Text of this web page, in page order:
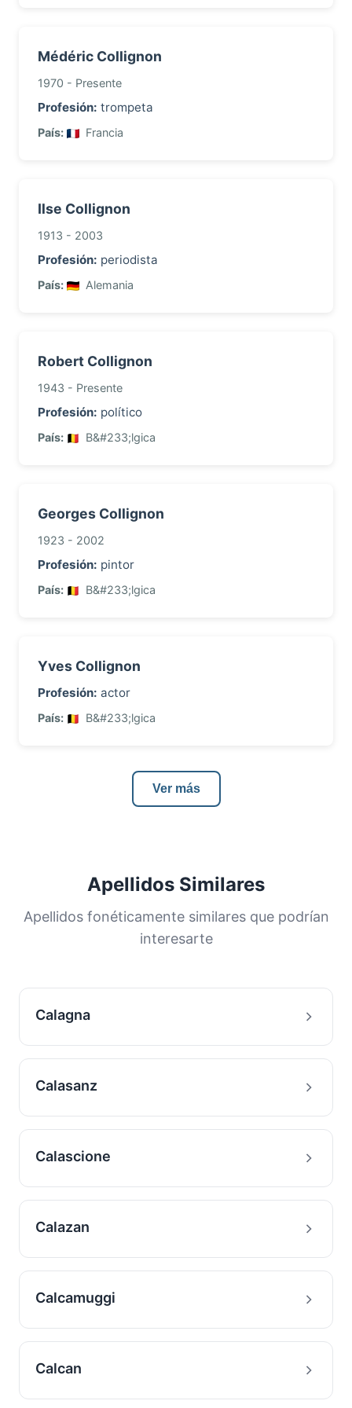
Médéric Collignon
1970 - Presente
Profesión: trompeta
País: Francia
Ilse Collignon
1913 - 2003
Profesión: periodista
País: Alemania
Robert Collignon
1943 - Presente
Profesión: político
País: B&#233;lgica
Georges Collignon
1923 - 2002
Profesión: pintor
País: B&#233;lgica
Yves Collignon
Profesión: actor
País: B&#233;lgica
Ver más
Apellidos Similares
Apellidos fonéticamente similares que podrían
interesarte
Calagna
Calasanz
Calascione
Calazan
Calcamuggi
Calcan